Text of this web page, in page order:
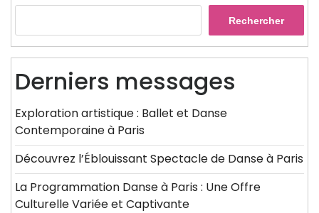
Rechercher
Derniers messages
Exploration artistique : Ballet et Danse
Contemporaine à Paris
Découvrez l’Éblouissant Spectacle de Danse à Paris
La Programmation Danse à Paris : Une Offre
Culturelle Variée et Captivante